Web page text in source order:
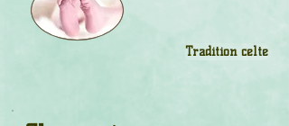
Tradition celte